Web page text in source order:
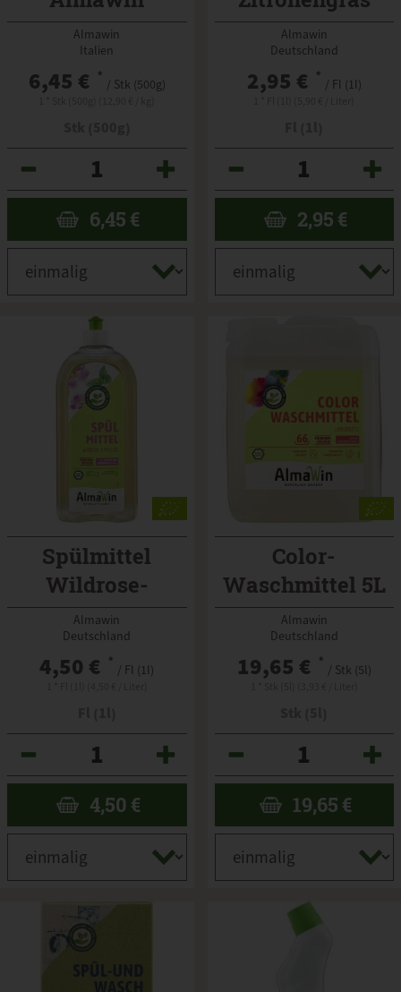
Almawin
Italien
6,45 € * / Stk (500g)
6,45 €
Almawin
Almawin
Deutschland
2,95 € * / Fl (1l)
2,95 €
Spülmittel
Wildrose-
Melisse
Almawin
Almawin
Deutschland
4,50 € * / Fl (1l)
4,50 €
Color-
Waschmittel 5L
Almawin
Almawin
Deutschland
19,65 € * / Stk (5l)
19,65 €